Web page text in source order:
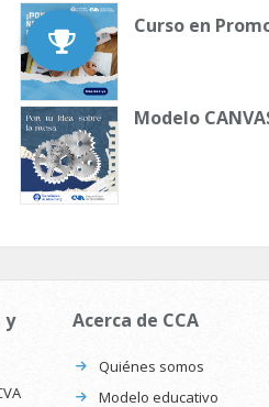
Curso en
Modelo
y
Acerca de CCA
Quiénes somos
Modelo educativo